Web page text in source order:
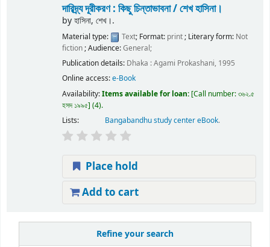
Refine your search
দারিদ্র্য দূরীকরণ : কিছু চিন্তাভাবনা /শেখ হাসিনা।
byহাসিনা, শেখ।.
Material type: Text; Format: print; Literary form: Not
fiction; Audience:General;
Publication details: Dhaka :Agami Prokashani, 1995
Online access:e-Book
Availability:Items available for loan: Call number:৩৬২.৫
হসদ ১৯৯৫ (4).
Lists:
Bangabandhu study center eBook.
Place hold
Add to cart